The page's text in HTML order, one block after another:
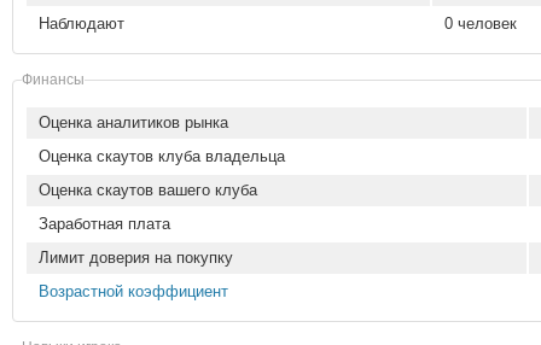
Наблюдают 0 человек
Финансы
Оценка аналитиков рынка
Оценка скаутов клуба владельца
Оценка скаутов вашего клуба
Заработная плата
Лимит доверия на покупку
Возрастной коэффициент